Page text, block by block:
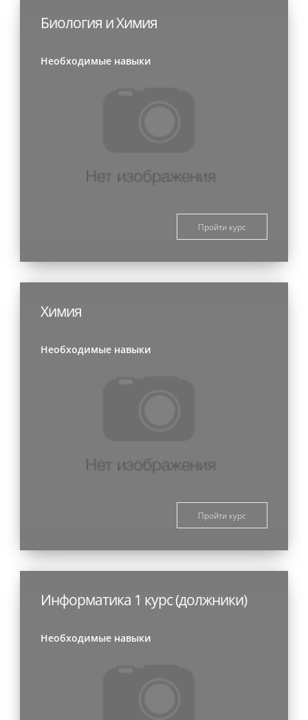
Биология и Химия
Необходимые навыки
Пройти курс
Химия
Необходимые навыки
Пройти курс
Информатика 1 курс (должники)
Необходимые навыки